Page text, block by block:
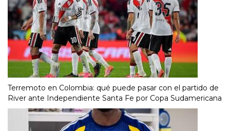
Terremoto en Colombia: qué puede pasar con el partido de
River ante Independiente Santa Fe por Copa Sudamericana